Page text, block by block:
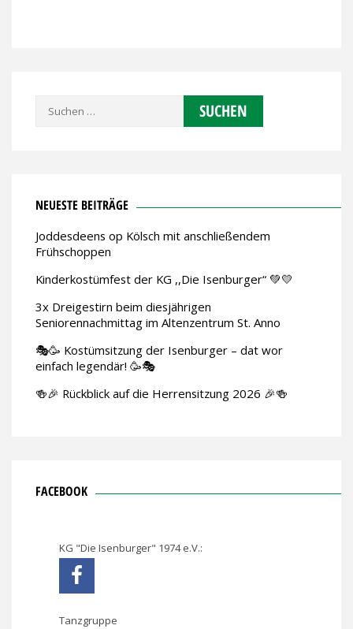
Suchen
NEUESTE BEITRÄGE
Joddesdeens op Kölsch mit anschließendem
Frühschoppen
Kinderkostümfest der KG ,,Die Isenburger“ 💚💛
3x Dreigestirn beim diesjährigen
Seniorennachmittag im Altenzentrum St. Anno
🎭🥳 Kostümsitzung der Isenburger – dat wor
einfach legendär! 🥳🎭
🍻🎉 Rückblick auf die Herrensitzung 2026 🎉🍻
FACEBOOK
KG "Die Isenburger" 1974 e.V.:
Tanzgruppe